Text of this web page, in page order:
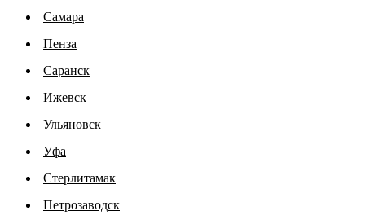
Самара
Пенза
Саранск
Ижевск
Ульяновск
Уфа
Стерлитамак
Петрозаводск